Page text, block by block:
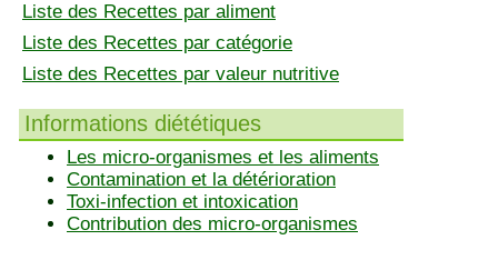
Liste des Recettes par aliment
Liste des Recettes par catégorie
Liste des Recettes par valeur nutritive
Informations diététiques
Les micro-organismes et les aliments
Contamination et la détérioration
Toxi-infection et intoxication
Contribution des micro-organismes